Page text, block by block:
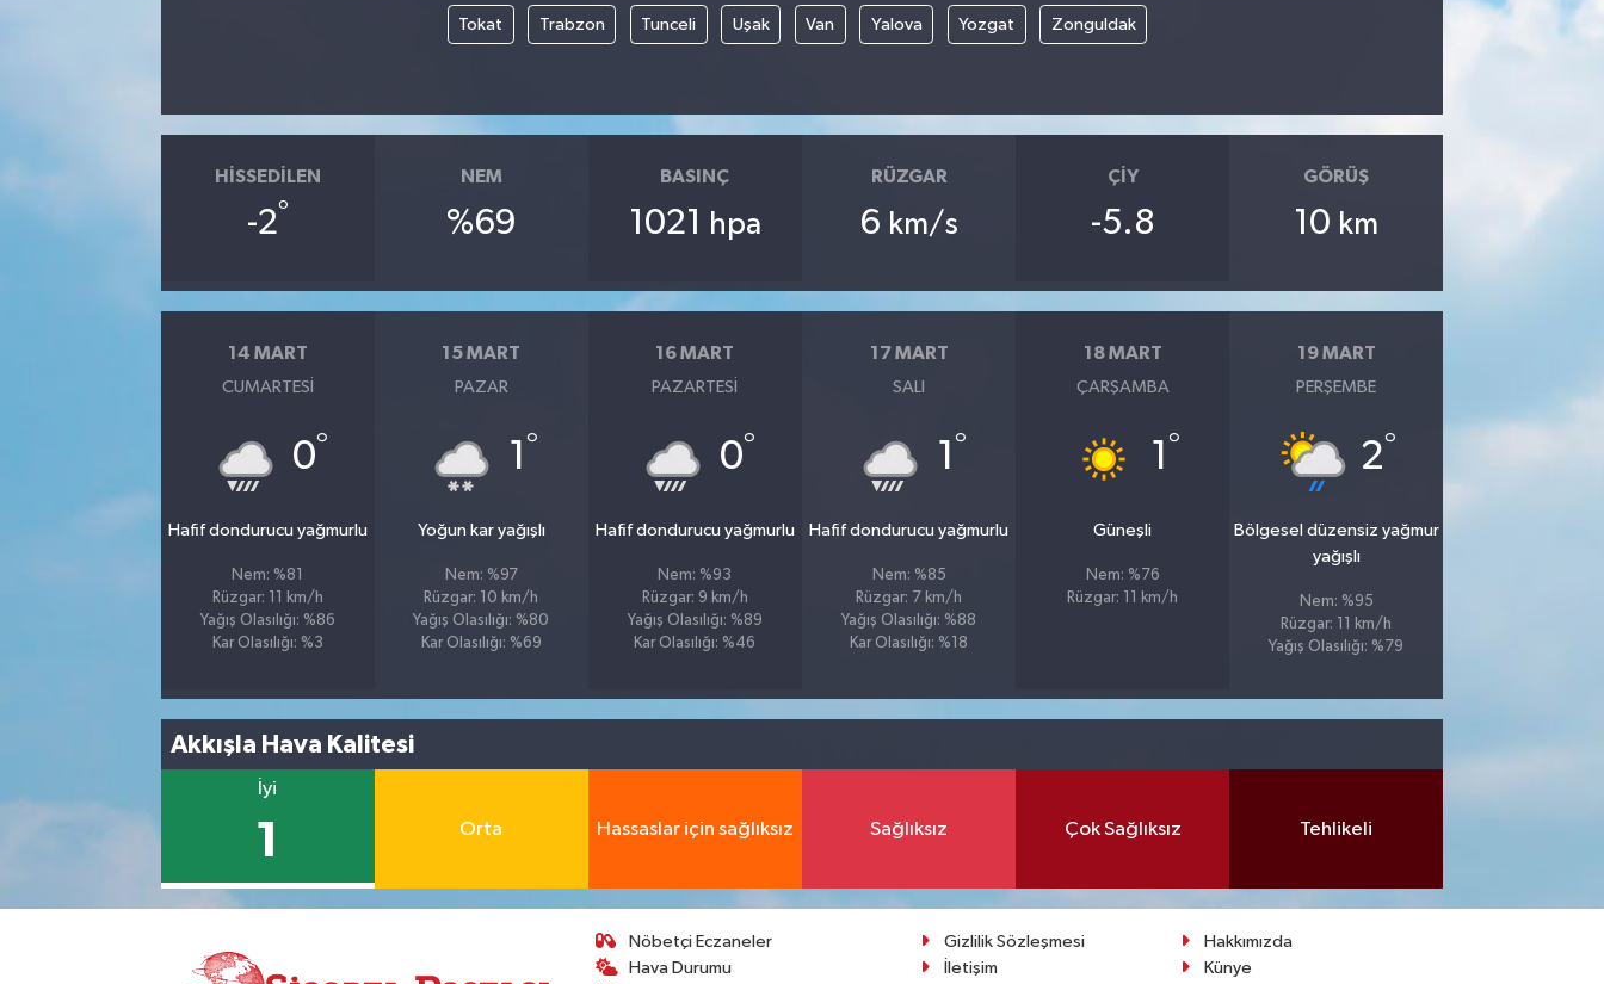
Tokat Trabzon Tunceli Uşak Van Yalova Yozgat Zonguldak
HISSEDILEN
-2°
NEM
%69
BASINÇ
1021 hpa
RÜZGAR
6 km/s
ÇIY
-5.8
GÖRÜŞ
10 km
14 MART
CUMARTESI
0°
Hafif dondurucu yağmurlu
Nem: %81
Rüzgar: 11 km/h
Yağış Olasılığı: %86
Kar Olasılığı: %3
15 MART
PAZAR
1 °
Yoğun kar yağışlı
Nem: %97
Rüzgar: 10 km/h
Yağış Olasılığı: %80
Kar Olasılığı: %69
16 MART
PAZARTESI
0°
Hafif dondurucu yağmurlu
Nem: %93
Rüzgar: 9 km/h
Yağış Olasılığı: %89
Kar Olasılığı: %46
17 MART
SALI
1 °
Hafif dondurucu yağmurlu
Nem: %85
Rüzgar: 7 km/h
Yağış Olasılığı: %88
Kar Olasılığı: %18
18 MART
ÇARŞAMBA
1 °
Güneşli
Nem: %76
Rüzgar: 11 km/h
19 MART
PERŞEMBE
2°
Bölgesel düzensiz yağmur
yağışlı
Nem: %95
Rüzgar: 11 km/h
Yağış Olasılığı: %79
Akkışla Hava Kalitesi
İyi
1 Orta Hassaslar için sağlıksız Sağlıksız Çok Sağlıksız Tehlikeli
Nöbetçi Eczaneler
Hava Durumu
Gizlilik Sözleşmesi
Hakkımızda
İletişim
Künye